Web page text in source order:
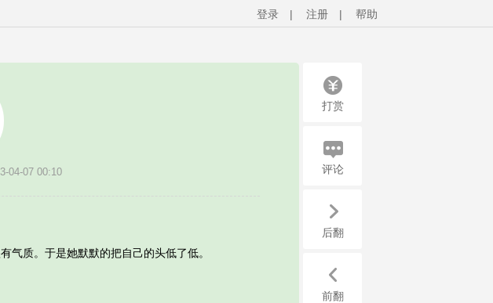
登录 | 注册 | 帮助
04-07 00:10
质。于是她默默的把自己的头低了低。
打赏
评论
后翻
前翻